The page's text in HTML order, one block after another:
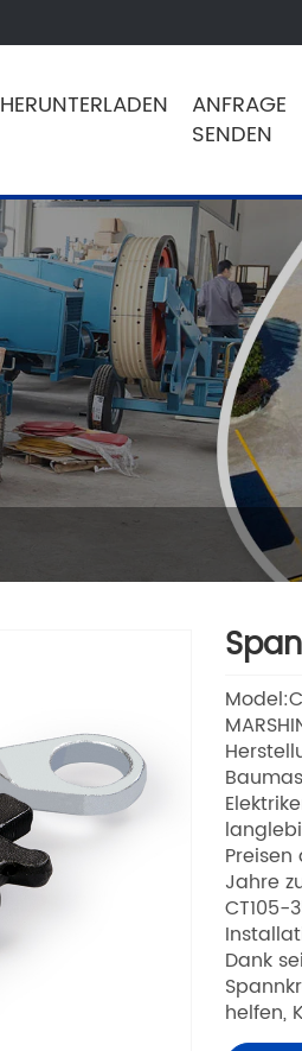
HERUNTERLADEN
ANFRAGE
SENDEN
Jahre
CT105-
Dank
helfen,